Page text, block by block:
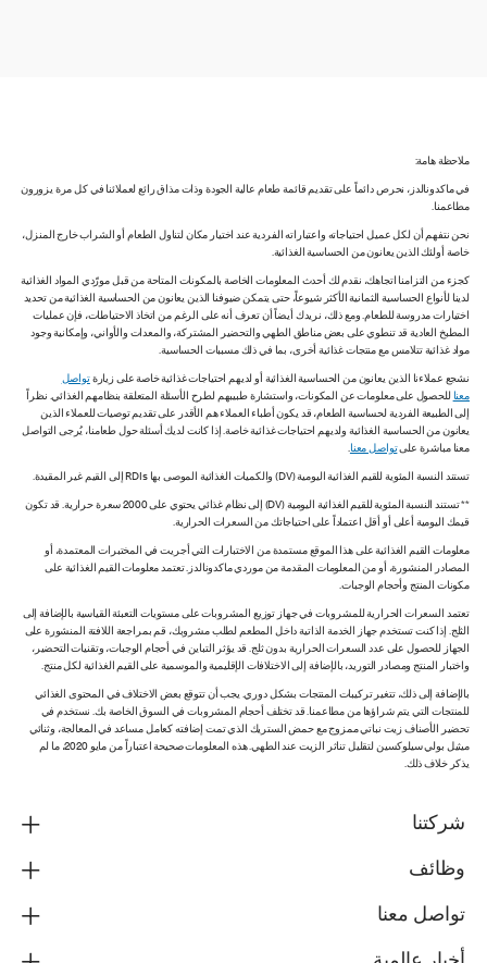
ملاحظة هامة:
في ماكدونالدز، نحرص دائماً على تقديم قائمة طعام عالية الجودة وذات مذاق رائع لعملائنا في كل مرة يزورون
مطاعمنا.
نحن نتفهم أن لكل عميل احتياجاته واعتباراته الفردية عند اختيار مكان لتناول الطعام أو الشراب خارج المنزل،
خاصة أولئك الذين يعانون من الحساسية الغذائية.
كجزء من التزامنا اتجاهك، نقدم لك أحدث المعلومات الخاصة بالمكونات المتاحة من قبل مورّدي المواد الغذائية
لدينا لأنواع الحساسية الثمانية الأكثر شيوعاً، حتى يتمكن ضيوفنا الذين يعانون من الحساسية الغذائية من تحديد
اختيارات مدروسة للطعام. ومع ذلك، نريدك أيضاً أن تعرف أنه على الرغم من اتخاذ الاحتياطات، فإن عمليات
المطبخ العادية قد تنطوي على بعض مناطق الطهي والتحضير المشتركة، والمعدات والأواني، وإمكانية وجود
مواد غذائية تتلامس مع منتجات غذائية أخرى، بما في ذلك مسببات الحساسية.
نشجع عملاءنا الذين يعانون من الحساسية الغذائية أو لديهم احتياجات غذائية خاصة على زيارةتواصل
معنا للحصول على معلومات عن المكونات، واستشارة طبيبهم لطرح الأسئلة المتعلقة بنظامهم الغذائي. نظراً
إلى الطبيعة الفردية لحساسية الطعام، قد يكون أطباء العملاء هم الأقدر على تقديم توصيات للعملاء الذين
يعانون من الحساسية الغذائية ولديهم احتياجات غذائية خاصة. إذا كانت لديك أسئلة حول طعامنا، يُرجى التواصل
معنا مباشرة علىتواصل معنا.
تستند النسبة المئوية للقيم الغذائية اليومية (DV) والكميات الغذائية الموصى بها RDIs إلى القيم غير المقيدة.
** تستند النسبة المئوية للقيم الغذائية اليومية (DV) إلى نظام غذائي يحتوي على 2000 سعرة حرارية. قد تكون
قيمك اليومية أعلى أو أقل اعتماداً على احتياجاتك من السعرات الحرارية.
معلومات القيم الغذائية على هذا الموقع مستمدة من الاختبارات التي أجريت في المختبرات المعتمدة، أو
المصادر المنشورة، أو من المعلومات المقدمة من موردي ماكدونالدز. تعتمد معلومات القيم الغذائية على
مكونات المنتج وأحجام الوجبات.
تعتمد السعرات الحرارية للمشروبات في جهاز توزيع المشروبات على مستويات التعبئة القياسية بالإضافة إلى
الثلج. إذا كنت تستخدم جهاز الخدمة الذاتية داخل المطعم لطلب مشروبك، قم بمراجعة اللافتة المنشورة على
الجهاز للحصول على عدد السعرات الحرارية بدون ثلج. قد يؤثر التباين في أحجام الوجبات، وتقنيات التحضير،
واختبار المنتج ومصادر التوريد، بالإضافة إلى الاختلافات الإقليمية والموسمية على القيم الغذائية لكل منتج.
بالإضافة إلى ذلك، تتغير تركيبات المنتجات بشكل دوري. يجب أن تتوقع بعض الاختلاف في المحتوى الغذائي
للمنتجات التي يتم شراؤها من مطاعمنا. قد تختلف أحجام المشروبات في السوق الخاصة بك. نستخدم في
تحضير الأصناف زيت نباتي ممزوج مع حمض الستريك الذي تمت إضافته كعامل مساعد في المعالجة، وثنائي
ميثيل بولي سيلوكسين لتقليل تناثر الزيت عند الطهي. هذه المعلومات صحيحة اعتباراً من مايو 2020، ما لم
يذكر خلاف ذلك.
شركتنا
وظائف
تواصل معنا